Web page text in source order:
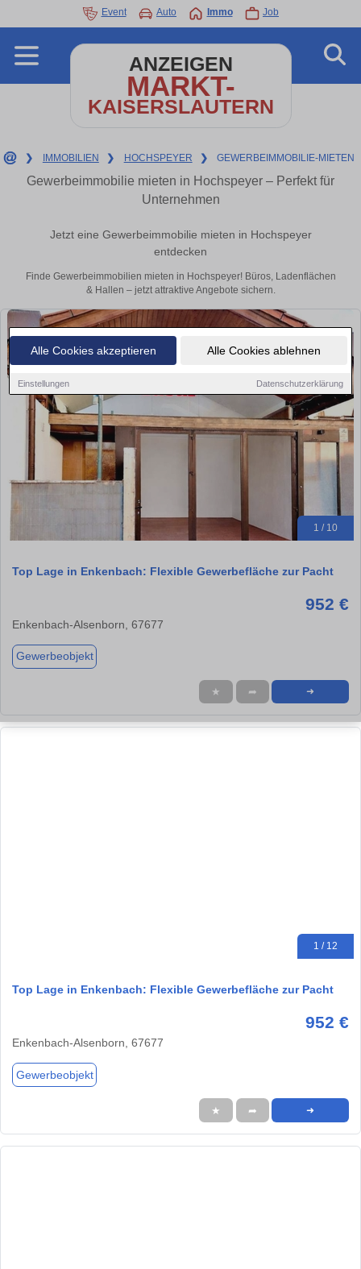
Alle Cookies akzeptieren Alle Cookies ablehnen
Einstellungen Datenschutzerklärung
Event Auto Immo Job
ANZEIGEN
MARKT-
KAISERSLAUTERN
❯ IMMOBILIEN ❯ HOCHSPEYER ❯ GEWERBEIMMOBILIE-MIETEN
Gewerbeimmobilie mieten in Hochspeyer – Perfekt für
Unternehmen
Jetzt eine Gewerbeimmobilie mieten in Hochspeyer
entdecken
Finde Gewerbeimmobilien mieten in Hochspeyer! Büros, Ladenflächen
& Hallen – jetzt attraktive Angebote sichern.
1 / 10
Top Lage in Enkenbach: Flexible Gewerbefläche zur Pacht
952 €
Enkenbach-Alsenborn, 67677
Gewerbeobjekt
★ ➦ ➜
1 / 12
Top Lage in Enkenbach: Flexible Gewerbefläche zur Pacht
952 €
Enkenbach-Alsenborn, 67677
Gewerbeobjekt
★ ➦ ➜